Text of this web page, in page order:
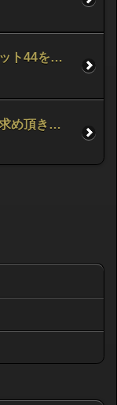
ブライトリング クロノマット44をお求め頂きました。
ブライトリング ペアでお求め頂きました。